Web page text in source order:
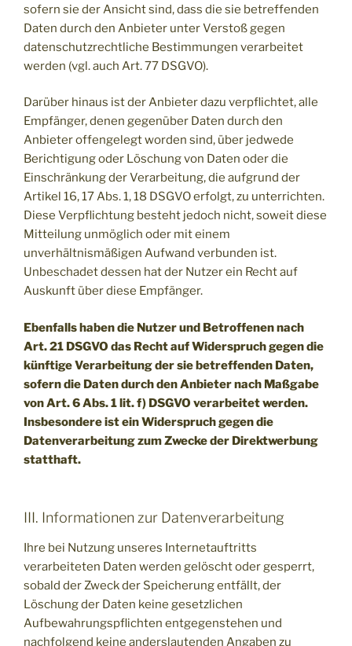
sofern sie der Ansicht sind, dass die sie betreffenden
Daten durch den Anbieter unter Verstoß gegen
datenschutzrechtliche Bestimmungen verarbeitet
werden (vgl. auch Art. 77 DSGVO).
Darüber hinaus ist der Anbieter dazu verpflichtet, alle
Empfänger, denen gegenüber Daten durch den
Anbieter offengelegt worden sind, über jedwede
Berichtigung oder Löschung von Daten oder die
Einschränkung der Verarbeitung, die aufgrund der
Artikel 16, 17 Abs. 1, 18 DSGVO erfolgt, zu unterrichten.
Diese Verpflichtung besteht jedoch nicht, soweit diese
Mitteilung unmöglich oder mit einem
unverhältnismäßigen Aufwand verbunden ist.
Unbeschadet dessen hat der Nutzer ein Recht auf
Auskunft über diese Empfänger.
Ebenfalls haben die Nutzer und Betroffenen nach
Art. 21 DSGVO das Recht auf Widerspruch gegen die
künftige Verarbeitung der sie betreffenden Daten,
sofern die Daten durch den Anbieter nach Maßgabe
von Art. 6 Abs. 1 lit. f) DSGVO verarbeitet werden.
Insbesondere ist ein Widerspruch gegen die
Datenverarbeitung zum Zwecke der Direktwerbung
statthaft.
III. Informationen zur Datenverarbeitung
Ihre bei Nutzung unseres Internetauftritts
verarbeiteten Daten werden gelöscht oder gesperrt,
sobald der Zweck der Speicherung entfällt, der
Löschung der Daten keine gesetzlichen
Aufbewahrungspflichten entgegenstehen und
nachfolgend keine anderslautenden Angaben zu